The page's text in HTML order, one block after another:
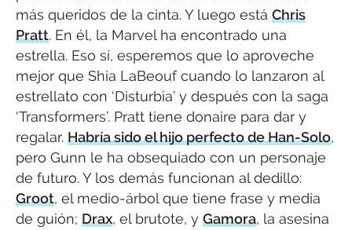
más queridos de la cinta. Y luego está Chris
Pratt. En él, la Marvel ha encontrado una
estrella. Eso sí, esperemos que lo aproveche
mejor que Shia LaBeouf cuando lo lanzaron al
estrellato con ‘Disturbia’ y después con la saga
‘Transformers’. Pratt tiene donaire para dar y
regalar. Habría sido el hijo perfecto de Han-Solo,
pero Gunn le ha obsequiado con un personaje
de futuro. Y los demás funcionan al dedillo:
Groot, el medio-árbol que tiene frase y media
de guión; Drax, el brutote, y Gamora, la asesina